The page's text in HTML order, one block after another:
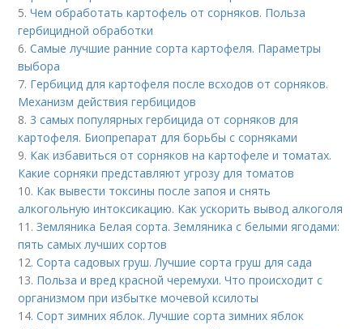
5.Чем обработать картофель от сорняков. Польза
гербицидной обработки
6.Самые лучшие ранние сорта картофеля. Параметры
выбора
7. Гербицид для картофеля после всходов от сорняков.
Механизм действия гербицидов
8. 3 самых популярных гербицида от сорняков для
картофеля. Биопрепарат для борьбы с сорняками
9. Как избавиться от сорняков на картофеле и томатах.
Какие сорняки представляют угрозу для томатов
10. Как вывести токсины после запоя и снять
алкогольную интоксикацию. Как ускорить вывод алкоголя
11.Земляника Белая сорта. Земляника с белыми ягодами:
пять самых лучших сортов
12.Сорта садовых груш. Лучшие сорта груш для сада
13. Польза и вред красной черемухи. Что происходит с
организмом при избытке мочевой ксилоты
14.Сорт зимних яблок. Лучшие сорта зимних яблок